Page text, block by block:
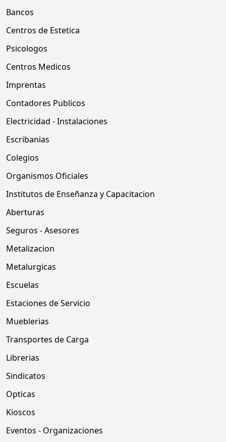
Bancos
Centros de Estetica
Psicologos
Centros Medicos
Imprentas
Contadores Publicos
Electricidad - Instalaciones
Escribanias
Colegios
Organismos Oficiales
Institutos de Enseñanza y Capacitacion
Aberturas
Seguros - Asesores
Metalizacion
Metalurgicas
Escuelas
Estaciones de Servicio
Mueblerias
Transportes de Carga
Librerias
Sindicatos
Opticas
Kioscos
Eventos - Organizaciones